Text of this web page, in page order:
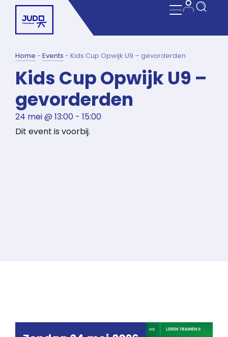
Home - Events - Kids Cup Opwijk U9 – gevorderden
Kids Cup Opwijk U9 –
gevorderden
24 mei@ 13:00 - 15:00
Dit event is voorbij.